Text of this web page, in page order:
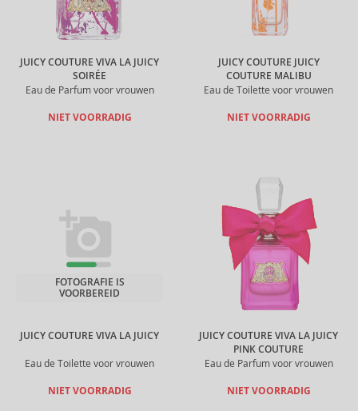
JUICY COUTURE VIVA LA JUICY
SOIRÉE
Eau de Parfum voor vrouwen
NIET VOORRADIG
JUICY COUTURE JUICY
COUTURE MALIBU
Eau de Toilette voor vrouwen
NIET VOORRADIG
JUICY COUTURE VIVA LA JUICY
Eau de Toilette voor vrouwen
FOTOGRAFIE IS
VOORBEREID
NIET VOORRADIG
JUICY COUTURE VIVA LA JUICY
PINK COUTURE
Eau de Parfum voor vrouwen
NIET VOORRADIG